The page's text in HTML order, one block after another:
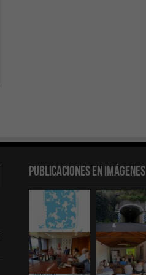
Publicaciones en Imágenes